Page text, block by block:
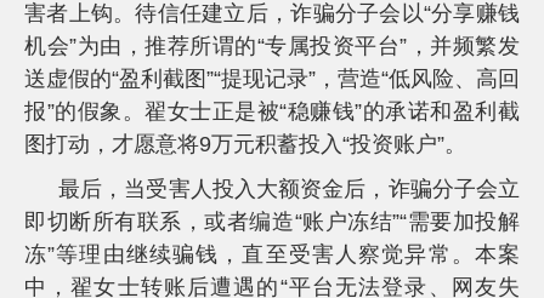
害者上钩。待信任建立后，诈骗分子会以“分享赚钱
机会”为由，推荐所谓的“专属投资平台”，并频繁发
送虚假的“盈利截图”“提现记录”，营造“低风险、高回
报”的假象。翟女士正是被“稳赚钱”的承诺和盈利截
图打动，才愿意将9万元积蓄投入“投资账户”。
最后，当受害人投入大额资金后，诈骗分子会立
即切断所有联系，或者编造“账户冻结”“需要加投解
冻”等理由继续骗钱，直至受害人察觉异常。本案
中，翟女士转账后遭遇的“平台无法登录、网友失